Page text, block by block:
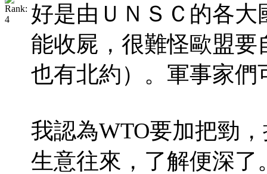
好是由ＵＮＳＣ的各
能收屍，很難怪歐盟
也有北約）。軍事家們
我認為WTO要加把勁
生意往來，了解便深